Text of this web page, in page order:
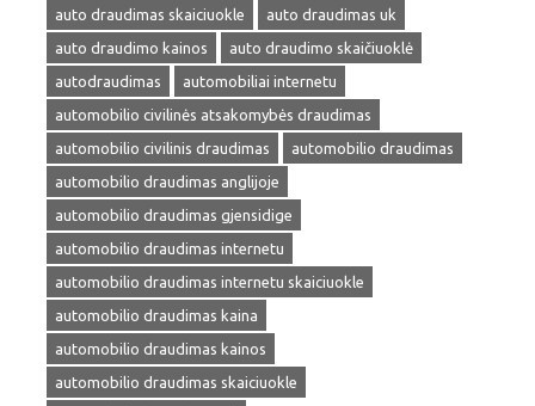
auto draudimas skaiciuokle
auto draudimas uk
auto draudimo kainos
auto draudimo skaičiuoklė
autodraudimas
automobiliai internetu
automobilio civilinės atsakomybės draudimas
automobilio civilinis draudimas
automobilio draudimas
automobilio draudimas anglijoje
automobilio draudimas gjensidige
automobilio draudimas internetu
automobilio draudimas internetu skaiciuokle
automobilio draudimas kaina
automobilio draudimas kainos
automobilio draudimas skaiciuokle